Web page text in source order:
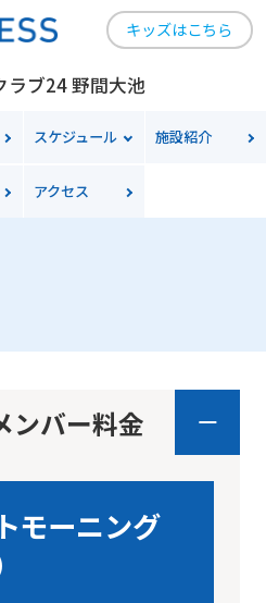
キッズはこちら
ラブ24 野間大池
スケジュール 施設紹介
アクセス
ンバー料金
モーニング